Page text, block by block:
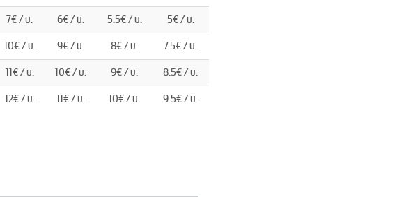
7€ / u. 6€ / u. 5.5€ / u. 5€ / u.
10€ / u. 9€ / u. 8€ / u. 7.5€ / u.
11€ / u. 10€ / u. 9€ / u. 8.5€ / u.
12€ / u. 11€ / u. 10€ / u. 9.5€ / u.